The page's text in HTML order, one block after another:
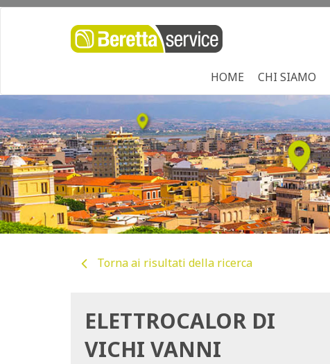
HOME CHI SIAMO
Torna ai risultati della ricerca
ELETTROCALOR DI
VICHI VANNI